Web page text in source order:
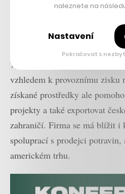
plánování směn kurýrů a tras.
Právě Veloq teď získal
investiční banky (EIB) ve výši
730 milionů korun. Podle
vzhledem k provoznímu zisku
získané prostředky ale
projekty a také exportovat
zahraničí. Firma se má blížit i
spoluprací s prodejci potravin,
americkém trhu.
naleznete na
Nastavení
Pokračovat s